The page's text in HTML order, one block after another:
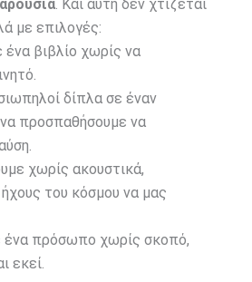
. Και αυτή δεν χτίζεται
με επιλογές:
βιβλίο χωρίς να
δίπλα σε έναν
προσπαθήσουμε να
χωρίς ακουστικά,
του κόσμου να μας
ένα πρόσωπο χωρίς σκοπό,
εκεί.